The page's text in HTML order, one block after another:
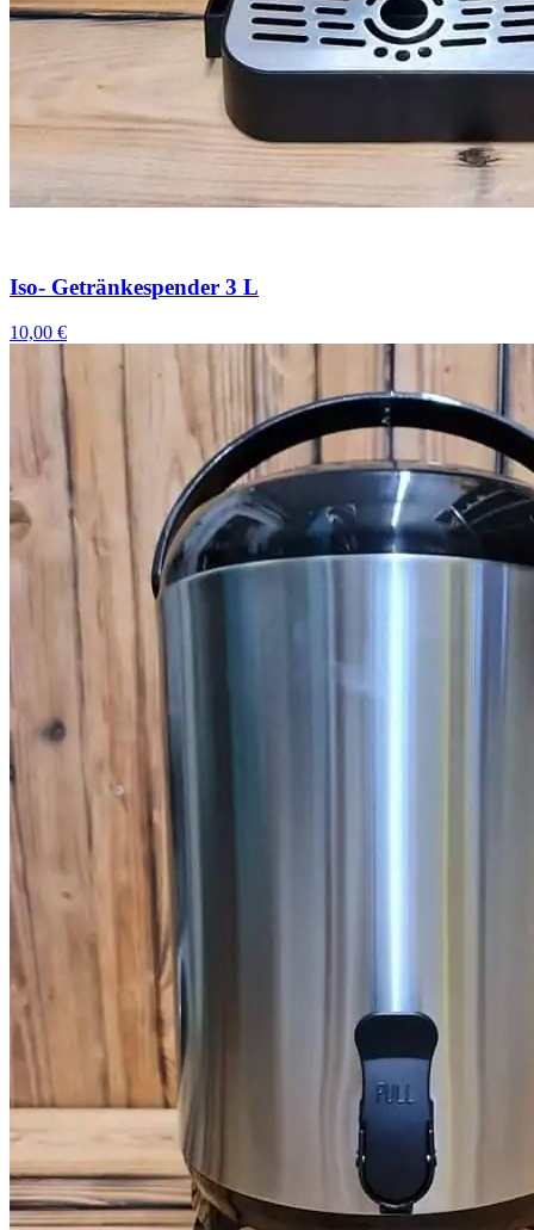
Iso- Getränkespender 3 L
10,00 €